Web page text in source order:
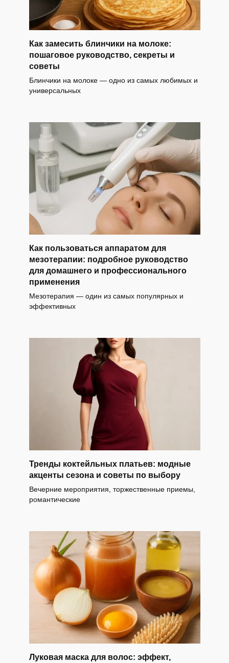
Как замесить блинчики на молоке:
пошаговое руководство, секреты и
советы
Блинчики на молоке — одно из самых любимых и
универсальных
Как пользоваться аппаратом для
мезотерапии: подробное руководство
для домашнего и профессионального
применения
Мезотерапия — один из самых популярных и
эффективных
Тренды коктейльных платьев: модные
акценты сезона и советы по выбору
Вечерние мероприятия, торжественные приемы,
романтические
Луковая маска для волос: эффект,